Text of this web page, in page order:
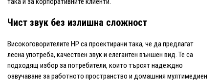
Чист звук без излишна сложност
Високоговорителите HP са проектирани така, че да предлагат
лесна употреба, качествен звук и елегантен външен вид. Те са
подходящ избор за потребители, които търсят надеждно
озвучаване за работното пространство и домашния мултимедиен